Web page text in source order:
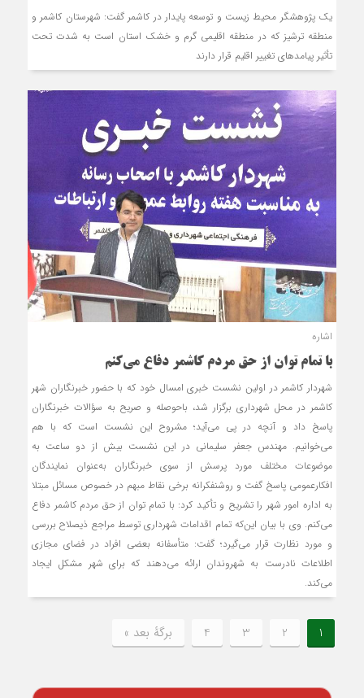
یک پژوهشگر محیط زیست و توسعه پایدار در کاشمر گفت: شهرستان کاشمر و
منطقه ترشیز که در منطقه اقلیمی گرم و خشک استان است به شدت تحت
تأثیر پیامدهای تغییر اقلیم قرار دارند
اشاره
با تمام توان از حق مردم کاشمر دفاع می‌کنم
شهردار کاشمر در اولین نشست خبری امسال خود که با حضور خبرنگاران شهر
کاشمر در محل شهرداری برگزار شد، باحوصله و صریح به سؤالات خبرنگاران
پاسخ داد و آنچه در پی می‌آید؛ مشروح این نشست است که با هم
می‌خوانیم. مهندس جعفر سلیمانی در این نشست بیش از دو ساعت به
موضوعات مختلف مورد پرسش از سوی خبرنگاران به‌عنوان نمایندگان
افکارعمومی پاسخ گفت و روشنفکرانه برخی نقاط مبهم در خصوص مسائل مبتلا
به اداره امور شهر را تشریح و تأکید کرد: با تمام توان از حق مردم کاشمر دفاع
می‌کنم. وی با بیان این‌که تمام اقدامات شهرداری توسط مراجع ذیصلاح بررسی
و مورد نظارت قرار می‌گیرد؛ گفت: متأسفانه بعضی افراد در فضای مجازی
اطلاعات نادرست به شهروندان ارائه می‌دهند که برای شهر مشکل ایجاد
می‌کند.
1
2
3
4 برگهٔ بعد »